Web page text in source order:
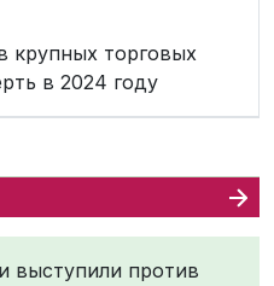
крупных торговых
в 2024 году
выступили против